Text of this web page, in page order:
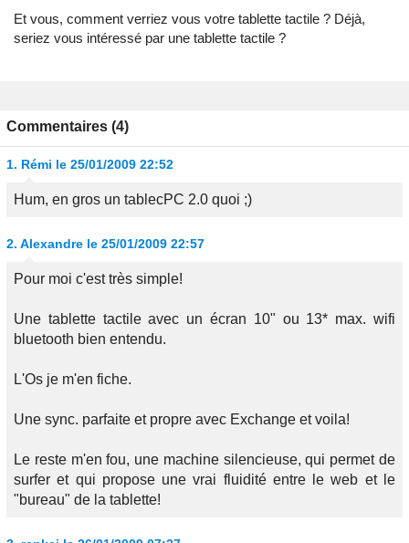
Et vous, comment verriez vous votre tablette tactile ? Déjà,
seriez vous intéressé par une tablette tactile ?
Commentaires (4)
1. Rémi le 25/01/2009 22:52
Hum, en gros un tablecPC 2.0 quoi ;)
2. Alexandre le 25/01/2009 22:57
Pour moi c'est très simple!
Une tablette tactile avec un écran 10" ou 13* max. wifi
bluetooth bien entendu.
L'Os je m'en fiche.
Une sync. parfaite et propre avec Exchange et voila!
Le reste m'en fou, une machine silencieuse, qui permet de
surfer et qui propose une vrai fluidité entre le web et le
"bureau" de la tablette!